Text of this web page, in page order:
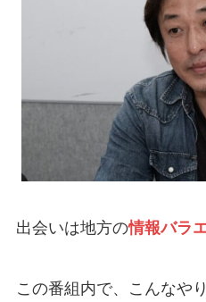
出会いは地方の情報バラ
この番組内で、こんなや